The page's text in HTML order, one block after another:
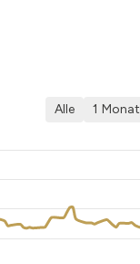
Alle 1 Monat